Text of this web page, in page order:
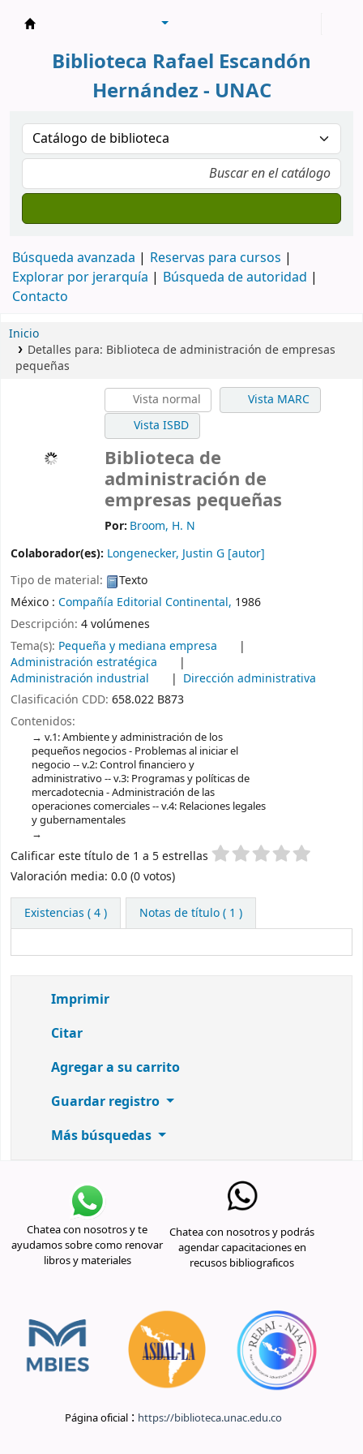
Biblioteca Rafael Escandón
Hernández - UNAC
Búsqueda avanzada
Reservas para cursos
Explorar por jerarquía
Búsqueda de autoridad
Contacto
Inicio
Detalles para: Biblioteca de administración de empresas
pequeñas
Vista normal
Vista MARC
Vista ISBD
Biblioteca de
administración de
empresas pequeñas
Por: Broom, H. N
Colaborador(es): Longenecker, Justin G [autor]
Tipo de material:
Texto
México : Compañía Editorial Continental, 1986
Descripción: 4 volúmenes
Tema(s): Pequeña y mediana empresa
Administración estratégica
Administración industrial
Dirección administrativa
Clasificación CDD: 658.022 B873
Contenidos:
v.1: Ambiente y administración de los
pequeños negocios - Problemas al iniciar el
negocio -- v.2: Control financiero y
administrativo -- v.3: Programas y políticas de
mercadotecnia - Administración de las
operaciones comerciales -- v.4: Relaciones legales
y gubernamentales
Valoración
Calificar este título de 1 a 5 estrellas
Valoración media: 0.0 (0 votos)
Existencias ( 4 ) Notas de título ( 1 )
Imprimir
Citar
Agregar a su carrito
Guardar registro
Más búsquedas
Chatea con nosotros y te
ayudamos sobre como renovar
libros y materiales
Chatea con nosotros y podrás
agendar capacitaciones en
recusos bibliograficos
Página oficial : https://biblioteca.unac.edu.co